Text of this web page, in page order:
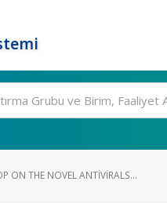
ON THE NOVEL ANTIVIRALS...